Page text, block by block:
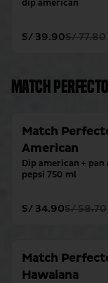
dip american
S/ 39.90S/ 77.80
Match
Match
American
Dip american + pan
pepsi 750 ml
S/ 34.90S/ 58.70
Match
Hawaiana